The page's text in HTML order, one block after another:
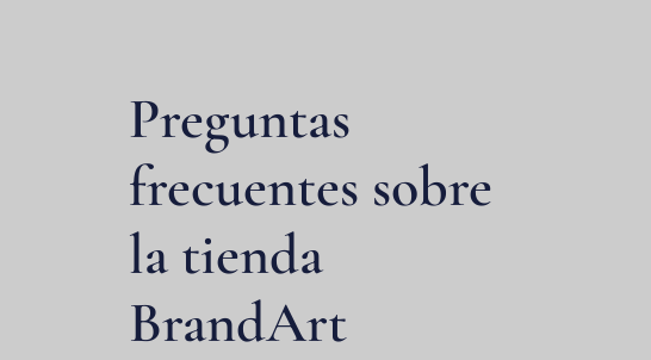
Preguntas
frecuentes sobre
la tienda
BrandArt